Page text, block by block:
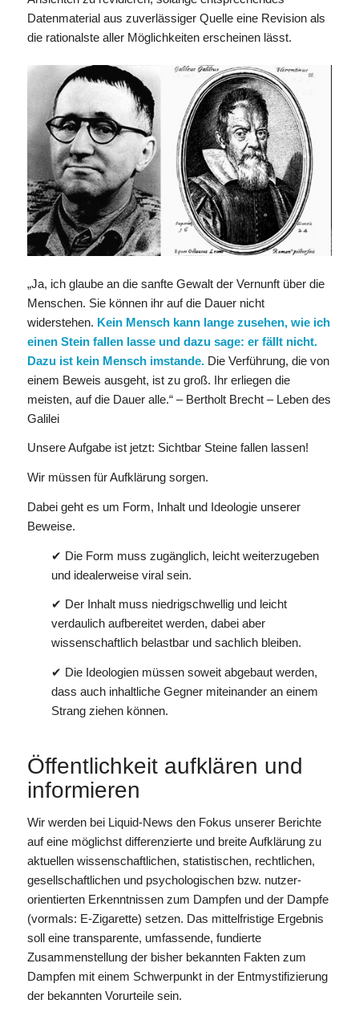
Datenmaterial aus zuverlässiger Quelle eine Revision als
die rationalste aller Möglichkeiten erscheinen lässt.
„Ja, ich glaube an die sanfte Gewalt der Vernunft über die
Menschen. Sie können ihr auf die Dauer nicht
widerstehen. Kein Mensch kann lange zusehen, wie ich
einen Stein fallen lasse und dazu sage: er fällt nicht.
Dazu ist kein Mensch imstande.Die Verführung, die von
einem Beweis ausgeht, ist zu groß. Ihr erliegen die
meisten, auf die Dauer alle.“ – Bertholt Brecht – Leben des
Galilei
Unsere Aufgabe ist jetzt: Sichtbar Steine fallen lassen!
Wir müssen für Aufklärung sorgen.
Dabei geht es um Form, Inhalt und Ideologie unserer
Beweise.
✔ Die Form muss zugänglich, leicht weiterzugeben
und idealerweise viral sein.
✔ Der Inhalt muss niedrigschwellig und leicht
verdaulich aufbereitet werden, dabei aber
wissenschaftlich belastbar und sachlich bleiben.
✔ Die Ideologien müssen soweit abgebaut werden,
dass auch inhaltliche Gegner miteinander an einem
Strang ziehen können.
Öffentlichkeit aufklären und
informieren
Wir werden bei Liquid-News den Fokus unserer Berichte
auf eine möglichst differenzierte und breite Aufklärung zu
aktuellen wissenschaftlichen, statistischen, rechtlichen,
gesellschaftlichen und psychologischen bzw. nutzer-
orientierten Erkenntnissen zum Dampfen und der Dampfe
(vormals: E-Zigarette) setzen. Das mittelfristige Ergebnis
soll eine transparente, umfassende, fundierte
Zusammenstellung der bisher bekannten Fakten zum
Dampfen mit einem Schwerpunkt in der Entmystifizierung
der bekannten Vorurteile sein.